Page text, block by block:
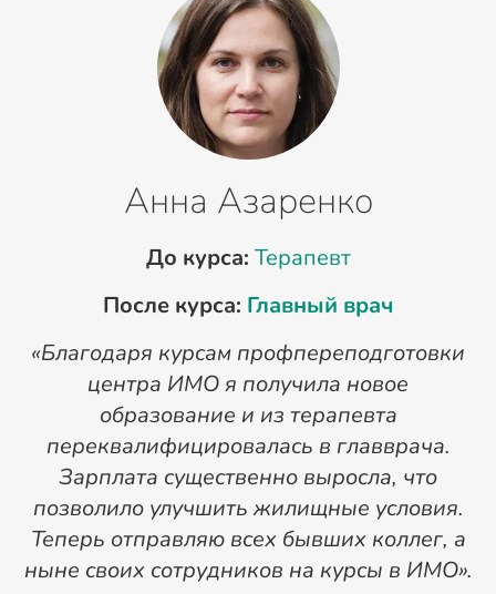
Анна Азаренко
До курса: Терапевт
После курса: Главный врач
«Благодаря курсам профпереподготовки
центра ИМО я получила новое
образование и из терапевта
переквалифицировалась в главврача.
Зарплата существенно выросла, что
позволило улучшить жилищные условия.
Теперь отправляю всех бывших коллег, а
ныне своих сотрудников на курсы в ИМО».